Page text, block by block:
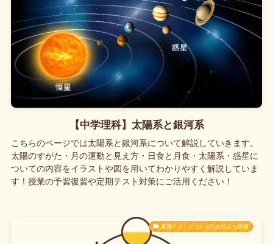
【中学理科】太陽系と銀河系
こちらのページでは太陽系と銀河系について解説していきます。
太陽のすがた・月の運動と見え方・日食と月食・太陽系・惑星に
ついての内容をイラストや図を用いてわかりやすく解説していま
す！授業の予習復習や定期テスト対策にご活用ください！
定期テストについてのお役立ち情報